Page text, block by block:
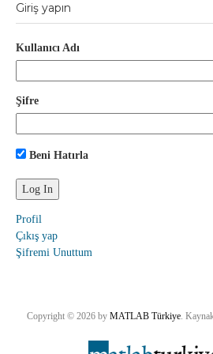
Giriş yapın
Kullanıcı Adı
Şifre
Beni Hatırla
Profil
Çıkış yap
Şifremi Unuttum
Copyright © 2026 by MATLAB Türkiye .